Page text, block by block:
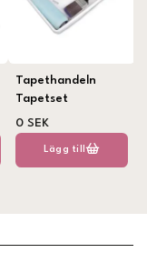
Tapethandeln
Tapetset
0 SEK
Lägg till